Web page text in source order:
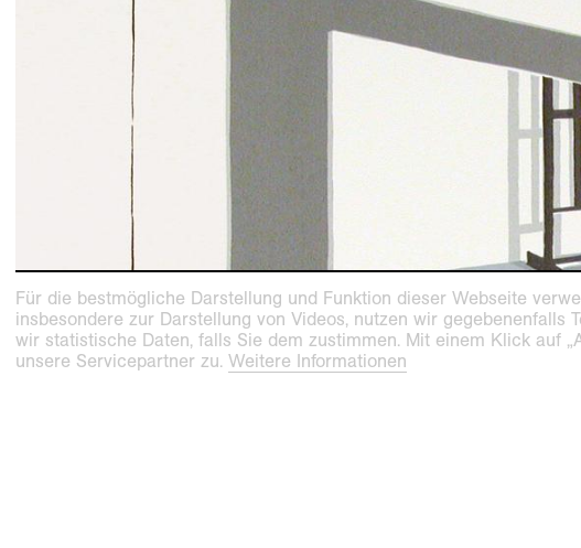
Für die bestmögliche Darstellung und Funktion dieser Webseite
insbesondere zur Darstellung von Videos, nutzen wir
wir statistische Daten, falls Sie dem zustimmen. Mit einem Klick auf
unsere Servicepartner zu. Weitere Informationen